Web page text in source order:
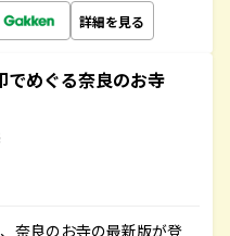
詳細を見る
めぐる奈良のお寺
奈良のお寺の最新版が登